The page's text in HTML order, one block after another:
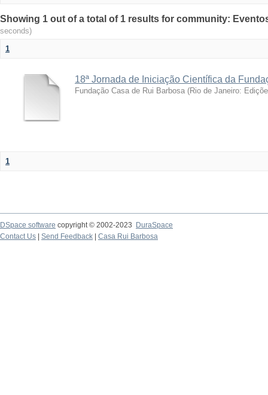
Showing 1 out of a total of 1 results for community:
seconds)
1
18ª Jornada de Iniciação Científica da
Fundação Casa de Rui Barbosa (Rio de Janeiro:
1
DSpace software copyright © 2002-2023
DuraSpace
Contact Us
Send Feedback Casa Rui Barbosa